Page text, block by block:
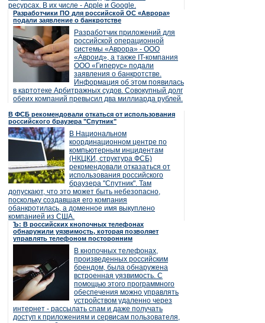
ресурсах. В их числе - Apple и Google.
Разработчики ПО для российской ОС «Аврора»
подали заявление о банкротстве
Разработчик приложений для
российской операционной
системы «Аврора» - ООО
«Авроид», а также IT-компания
ООО «Гиперус» подали
заявления о банкротстве.
Информация об этом появилась
в картотеке Арбитражных судов. Совокупный долг
обеих компаний превысил два миллиарда рублей.
В ФСБ рекомендовали откаться от использования
российского браузера "Спутник"
В Национальном
координационном центре по
компьютерным инцидентам
(НКЦКИ, структура ФСБ)
рекомендовали отказаться от
использования российского
браузера "Спутник". Там
допускают, что это может быть небезопасно,
поскольку создавшая его компания
обанкротилась, а доменное имя выкуплено
компанией из США.
Ъ: В российских кнопочных телефонах
обнаружили уязвимость, которая позволяет
управлять телефоном посторонним
В кнопочных телефонах,
произведенных российским
брендом, была обнаружена
встроенная уязвимость. С
помощью этого программного
обеспечения можно управлять
устройством удаленно через
интернет - рассылать спам и даже получать
доступ к приложениям и сервисам пользователя,